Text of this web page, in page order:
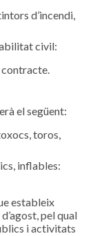
d’incendi,
civil:
el següent:
toros,
inflables:
estableix
pel qual
i activitats